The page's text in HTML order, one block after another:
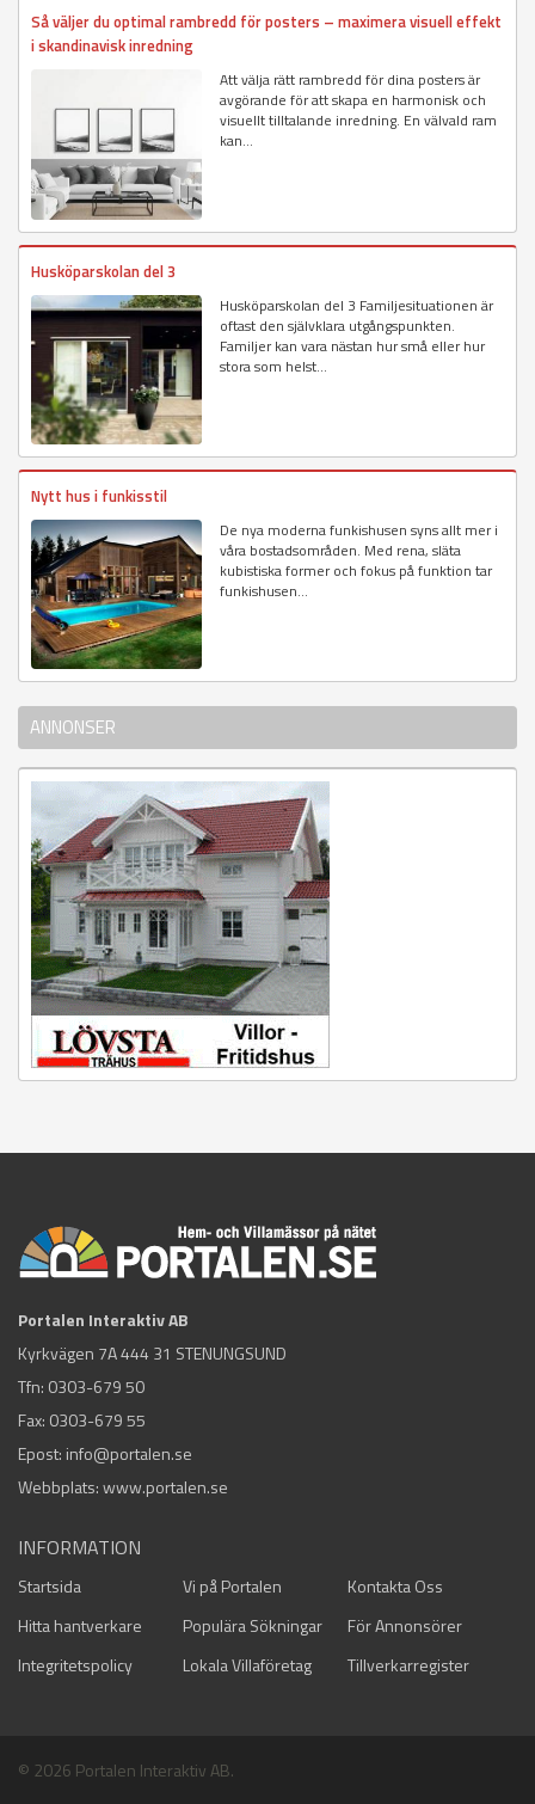
Så väljer du optimal rambredd för posters – maximera visuell effekt
i skandinavisk inredning
Att välja rätt rambredd för dina posters är
avgörande för att skapa en harmonisk och
visuellt tilltalande inredning. En välvald ram
kan...
Husköparskolan del 3
Husköparskolan del 3 Familjesituationen är
oftast den självklara utgångspunkten.
Familjer kan vara nästan hur små eller hur
stora som helst...
Nytt hus i funkisstil
De nya moderna funkishusen syns allt mer i
våra bostadsområden. Med rena, släta
kubistiska former och fokus på funktion tar
funkishusen...
ANNONSER
Portalen Interaktiv AB
Kyrkvägen 7A 444 31 STENUNGSUND
Tfn: 0303-679 50
Fax: 0303-679 55
Epost: info@portalen.se
Webbplats: www.portalen.se
INFORMATION
Startsida Vi på Portalen
Kontakta Oss
Hitta hantverkare
Populära Sökningar
För Annonsörer
Integritetspolicy
Lokala Villaföretag Tillverkarregister
© 2026 Portalen Interaktiv AB.